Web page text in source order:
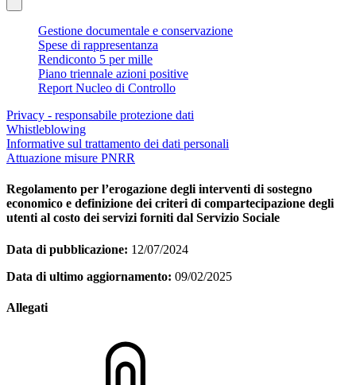
Gestione documentale e conservazione
Spese di rappresentanza
Rendiconto 5 per mille
Piano triennale azioni positive
Report Nucleo di Controllo
Privacy - responsabile protezione dati
Whistleblowing
Informative sul trattamento dei dati personali
Attuazione misure PNRR
Regolamento per l’erogazione degli interventi di sostegno
economico e definizione dei criteri di compartecipazione degli
utenti al costo dei servizi forniti dal Servizio Sociale
Data di pubblicazione: 12/07/2024
Data di ultimo aggiornamento: 09/02/2025
Allegati